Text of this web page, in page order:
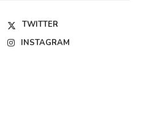
TWITTER
INSTAGRAM